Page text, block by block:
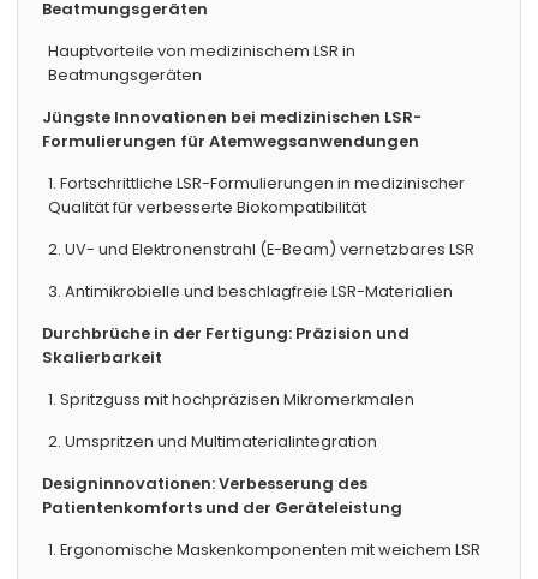
Beatmungsgeräten
Hauptvorteile von medizinischem LSR in
Beatmungsgeräten
Jüngste Innovationen bei medizinischen LSR-
Formulierungen für Atemwegsanwendungen
1. Fortschrittliche LSR-Formulierungen in medizinischer
Qualität für verbesserte Biokompatibilität
2. UV- und Elektronenstrahl (E-Beam) vernetzbares LSR
3. Antimikrobielle und beschlagfreie LSR-Materialien
Durchbrüche in der Fertigung: Präzision und
Skalierbarkeit
1. Spritzguss mit hochpräzisen Mikromerkmalen
2. Umspritzen und Multimaterialintegration
Designinnovationen: Verbesserung des
Patientenkomforts und der Geräteleistung
1. Ergonomische Maskenkomponenten mit weichem LSR